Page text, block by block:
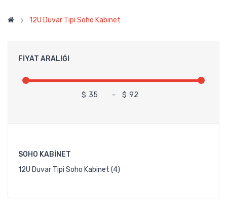
12U Duvar Tipi Soho Kabinet
FIYAT ARALIĞI
$ - $
SOHO KABINET
12U Duvar Tipi Soho Kabinet (4)